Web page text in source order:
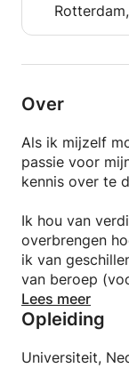
Over
Als ik mijzelf
passie voor
kennis over te
Ik hou van
overbrengen
ik van
van beroep
meerwaarde
vechthouding
Uiteraard geef
Lees meer
Opleiding
Universiteit,